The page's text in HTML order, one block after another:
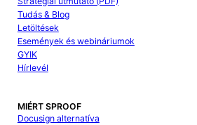
Tudás & Blog
Letöltések
Események és webináriumok
GYIK
Hírlevél
MIÉRT SPROOF
Docusign alternatíva